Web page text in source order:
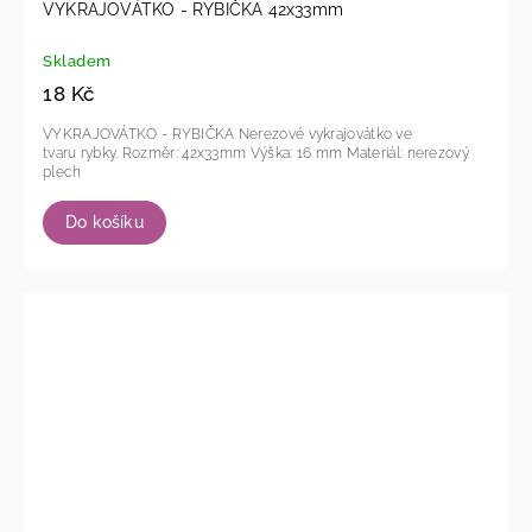
VYKRAJOVÁTKO - RYBIČKA 42x33mm
Skladem
18 Kč
Do košíku
VYKRAJOVÁTKO - RYBIČKA Nerezové vykrajovátko ve
tvaru rybky. Rozměr: 42x33mm Výška: 16 mm Materiál: nerezový
plech